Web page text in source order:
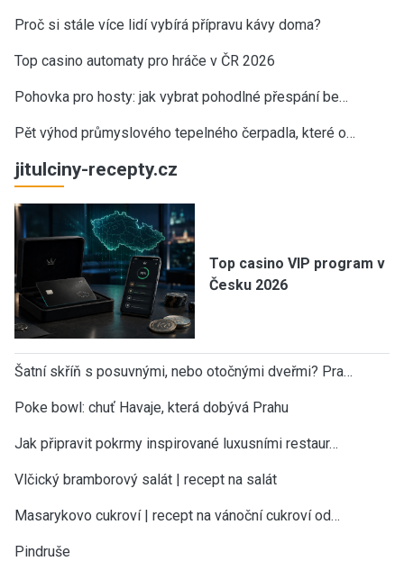
Proč si stále více lidí vybírá přípravu kávy doma?
Top casino automaty pro hráče v ČR 2026
Pohovka pro hosty: jak vybrat pohodlné přespání be…
Pět výhod průmyslového tepelného čerpadla, které o…
jitulciny-recepty.cz
Top casino VIP program v
Česku 2026
Šatní skříň s posuvnými, nebo otočnými dveřmi? Pra…
Poke bowl: chuť Havaje, která dobývá Prahu
Jak připravit pokrmy inspirované luxusními restaur…
Vlčický bramborový salát | recept na salát
Masarykovo cukroví | recept na vánoční cukroví od…
Pindruše